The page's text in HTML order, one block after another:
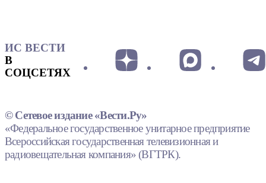
ИС ВЕСТИ
В
СОЦСЕТЯХ
© Сетевое издание «Вести.Ру»
«Федеральное государственное унитарное предприятие
Всероссийская государственная телевизионная и
радиовещательная компания» (ВГТРК).